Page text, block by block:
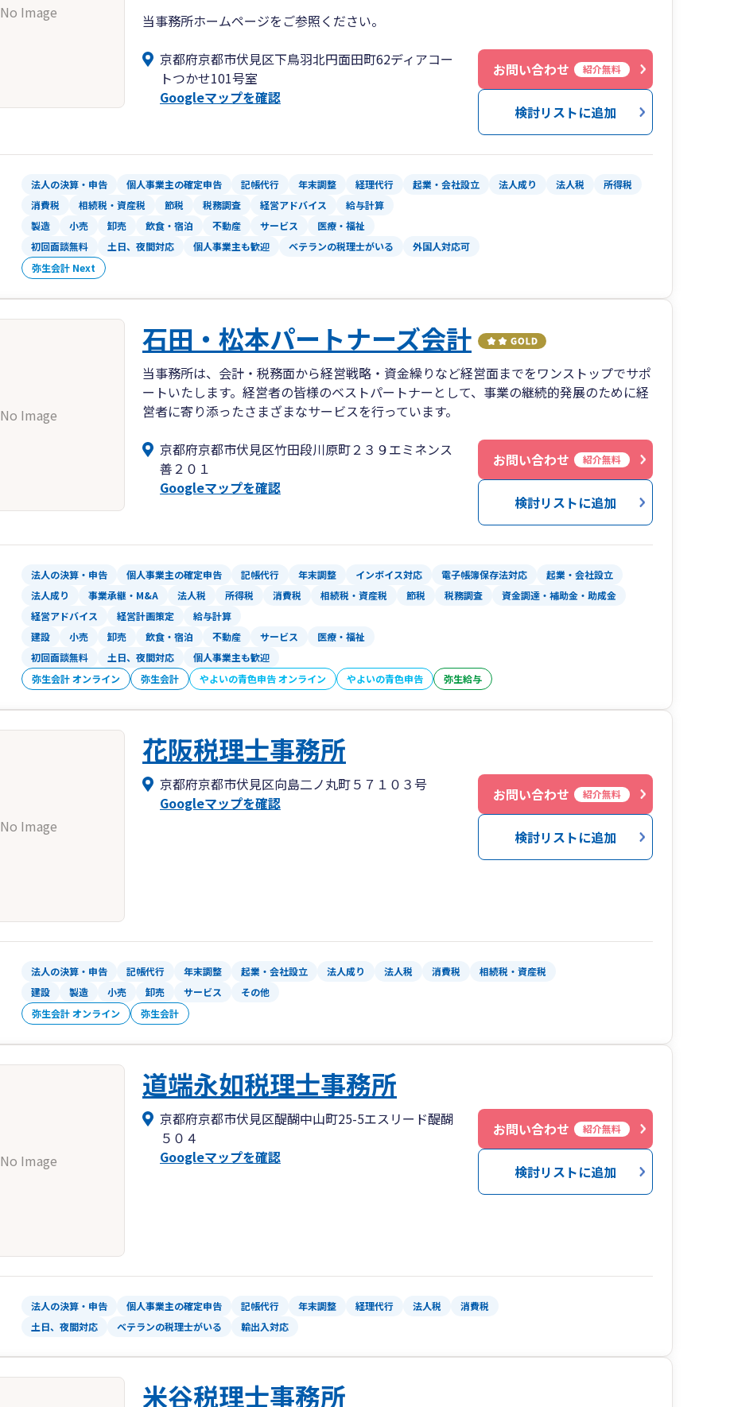
No Image
当事務所ホームページをご参照ください。
京都府京都市伏見区下鳥羽北円面田町62ディアコー
トつかせ101号室
Googleマップを確認
お問い合わせ 紹介無料
検討リストに追加
法人の決算・申告 個人事業主の確定申告 記帳代行 年末調整 経理代行 起業・会社設立 法人成り 法人税
所得税
消費税
相続税・資産税 節税 税務調査 経営アドバイス 給与計算
製造 小売 卸売 飲食・宿泊 不動産 サービス 医療・福祉
初回面談無料 土日、夜間対応 個人事業主も歓迎 ベテランの税理士がいる 外国人対応可
弥生会計 Next
No Image
石田・松本パートナーズ会計
当事務所は、会計・税務面から経営戦略・資金繰りなど経営面までをワンストップでサポ
ートいたします。経営者の皆様のベストパートナーとして、事業の継続的発展のために経
営者に寄り添ったさまざまなサービスを行っています。
京都府京都市伏見区竹田段川原町２３９エミネンス
善２０１
Googleマップを確認
お問い合わせ 紹介無料
検討リストに追加
法人の決算・申告 個人事業主の確定申告 記帳代行 年末調整 インボイス対応 電子帳簿保存法対応
起業・会社設立
法人成り
事業承継・M&A 法人税 所得税 消費税 相続税・資産税 節税 税務調査
資金調達・補助金・助成金
経営アドバイス
経営計画策定 給与計算
建設 小売 卸売 飲食・宿泊 不動産 サービス 医療・福祉
初回面談無料 土日、夜間対応 個人事業主も歓迎
弥生会計 オンライン 弥生会計 やよいの青色申告 オンライン やよいの青色申告 弥生給与
No Image
花阪税理士事務所
京都府京都市伏見区向島二ノ丸町５７１０３号
Googleマップを確認
お問い合わせ 紹介無料
検討リストに追加
法人の決算・申告 記帳代行 年末調整 起業・会社設立 法人成り 法人税 消費税 相続税・資産税
建設 製造 小売 卸売 サービス その他
弥生会計 オンライン 弥生会計
No Image
道端永如税理士事務所
京都府京都市伏見区醍醐中山町25-5エスリード醍醐
５０４
Googleマップを確認
お問い合わせ 紹介無料
検討リストに追加
法人の決算・申告 個人事業主の確定申告 記帳代行 年末調整 経理代行 法人税 消費税
土日、夜間対応 ベテランの税理士がいる 輸出入対応
米谷税理士事務所